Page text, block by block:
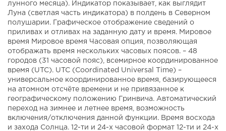
лунного месяца). Индикатор показывает, как выглядит
Луна (светлая часть индикатора) в полдень в Северном
полушарии. Графическое отображение сведений о
приливах и отливах на заданную дату и время. Мировое
время Мировое время Часовая опция, позволяющая
отображать время нескольких часовых поясов. – 48
городов (31 часовой пояс), всемирное координированное
время (UTC). UTC (Coordinated Universal Time) –
универсальное координированное время, базирующееся
на атомном отсчёте времени и не привязанное к
географическому положению Гринвича. Автоматический
переход на зимнее и летнее время, возможность
включения/отключения данной функции. Время восхода
и захода Солнца. 12-ти и 24-х часовой формат 12-ти и 24-х